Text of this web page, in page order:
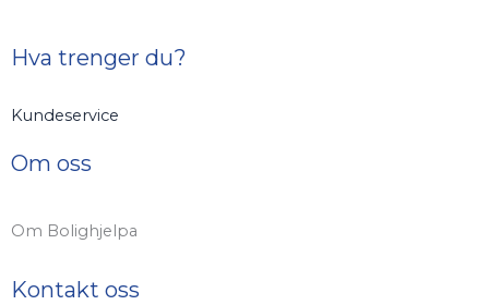
Hva trenger du?
Kundeservice
Om oss
Om Bolighjelpa
Kontakt oss